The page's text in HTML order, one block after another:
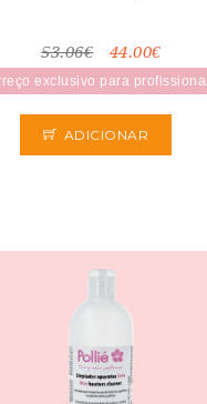
53.06€ 44.00€
exclusivo para profissional
ADICIONAR